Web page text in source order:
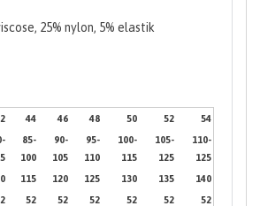
25% nylon, 5% elastik
44 46 48 50 52 54
85-
100
90-
105
95-
110
100-
115
105-
125
110-
125
115 120 125 130 135
140
52 52 52 52 52 52